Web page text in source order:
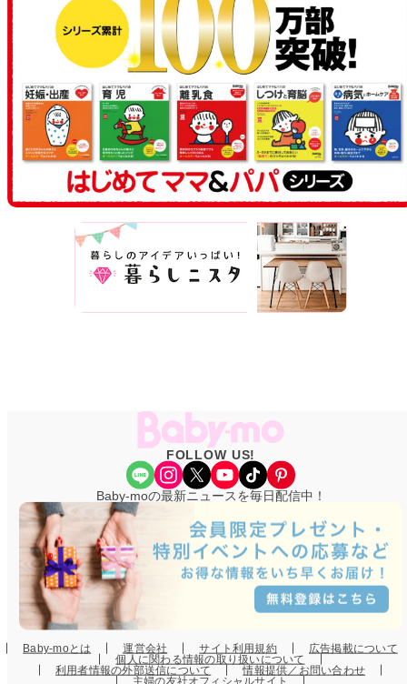
FOLLOW US!
Share Icon Instagram X YouTube TikTok Pinterest
Baby-moの最新ニュースを毎日配信中！
Baby-moとは 運営会社 サイト利用規約
広告掲載について
個人に関わる情報の取り扱いについて
利用者情報の外部送信について
情報提供／お問い合わせ
主婦の友社オフィシャルサイト